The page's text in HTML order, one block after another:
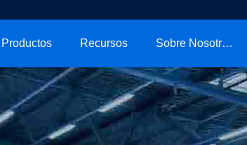
Productos Recursos Sobre Nosotros